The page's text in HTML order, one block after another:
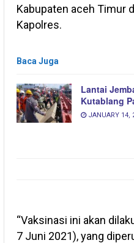
Kabupaten aceh Timur
Kapolres.
Baca Juga
Lantai
Kutablang
JANUARY 14,
“Vaksinasi ini akan
7 Juni 2021), yang